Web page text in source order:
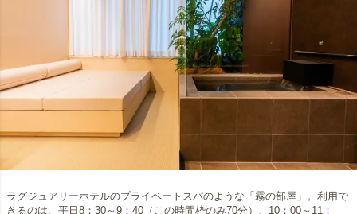
ラグジュアリーホテルのプライベートスパのような「霧の部屋」。利用で
きるのは、平日8：30～9：40（この時間枠のみ70分）、10：00～11：